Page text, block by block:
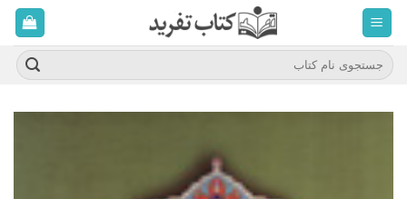
محتوا
برویدجستجو
برای: